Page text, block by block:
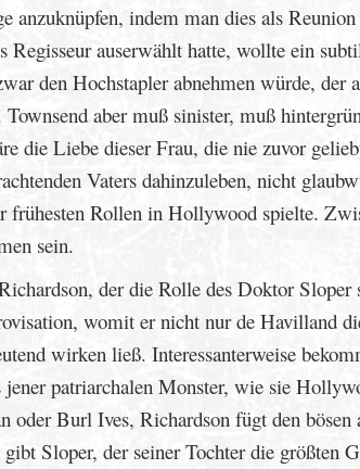
anzuknüpfen, indem man dies als
auserwählt hatte, wollte ein
den Hochstapler abnehmen würde, der
aber muß sinister, muß
die Liebe dieser Frau, die nie zuvor
Vaters dahinzuleben, nicht
Rollen in Hollywood spielte.
sein.
der die Rolle des Doktor
womit er nicht nur de Havilland
wirken ließ. Interessanterweise
jener patriarchalen Monster, wie sie
oder Burl Ives, Richardson fügt den
Sloper, der seiner Tochter die größten